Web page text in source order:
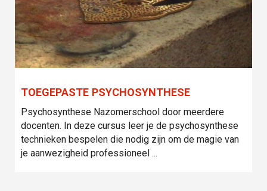
TOEGEPASTE PSYCHOSYNTHESE
Psychosynthese Nazomerschool door meerdere
docenten. In deze cursus leer je de psychosynthese
technieken bespelen die nodig zijn om de magie van
je aanwezigheid professioneel ...